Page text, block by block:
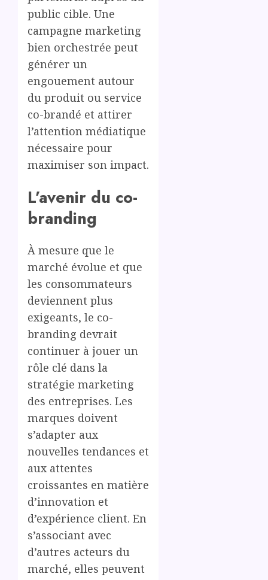
public cible. Une
campagne marketing
bien orchestrée peut
générer un
engouement autour
du produit ou service
co-brandé et attirer
l’attention médiatique
nécessaire pour
maximiser son impact.
L’avenir du co-
branding
À mesure que le
marché évolue et que
les consommateurs
deviennent plus
exigeants, le co-
branding devrait
continuer à jouer un
rôle clé dans la
stratégie marketing
des entreprises. Les
marques doivent
s’adapter aux
nouvelles tendances et
aux attentes
croissantes en matière
d’innovation et
d’expérience client. En
s’associant avec
d’autres acteurs du
marché, elles peuvent